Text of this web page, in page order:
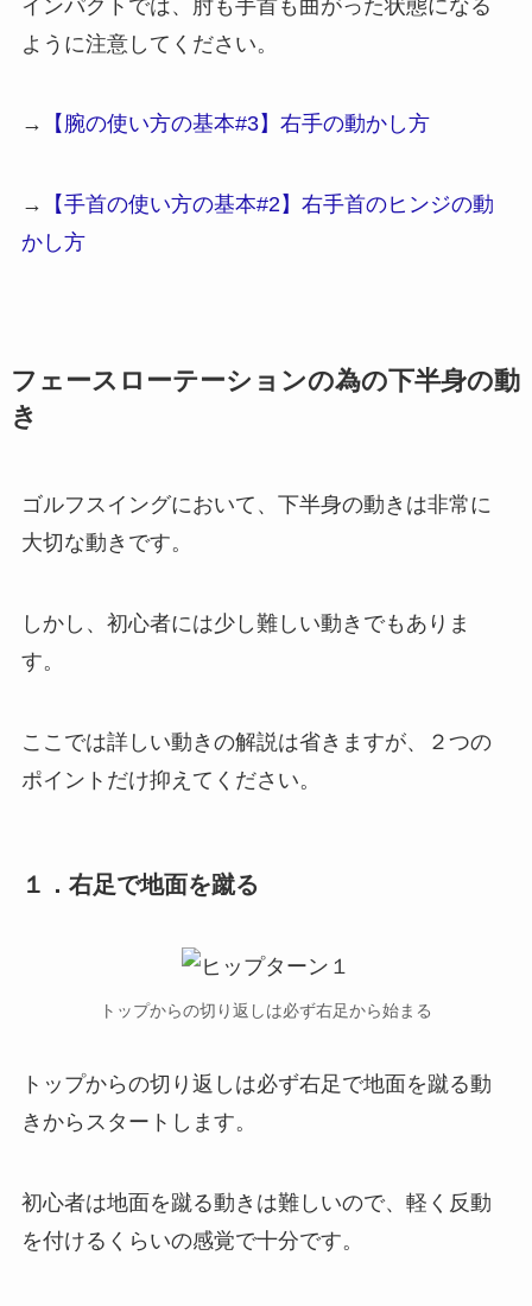
インパクトでは、肘も手首も曲がった状態になる
ように注意してください。
→ 【腕の使い方の基本#3】右手の動かし方
→
【手首の使い方の基本#2】右手首のヒンジの動
かし方
フェースローテーションの為の下半身の動
き
ゴルフスイングにおいて、下半身の動きは非常に
大切な動きです。
しかし、初心者には少し難しい動きでもありま
す。
ここでは詳しい動きの解説は省きますが、２つの
ポイントだけ抑えてください。
１．右足で地面を蹴る
トップからの切り返しは必ず右足から始まる
トップからの切り返しは必ず右足で地面を蹴る動
きからスタートします。
初心者は地面を蹴る動きは難しいので、軽く反動
を付けるくらいの感覚で十分です。